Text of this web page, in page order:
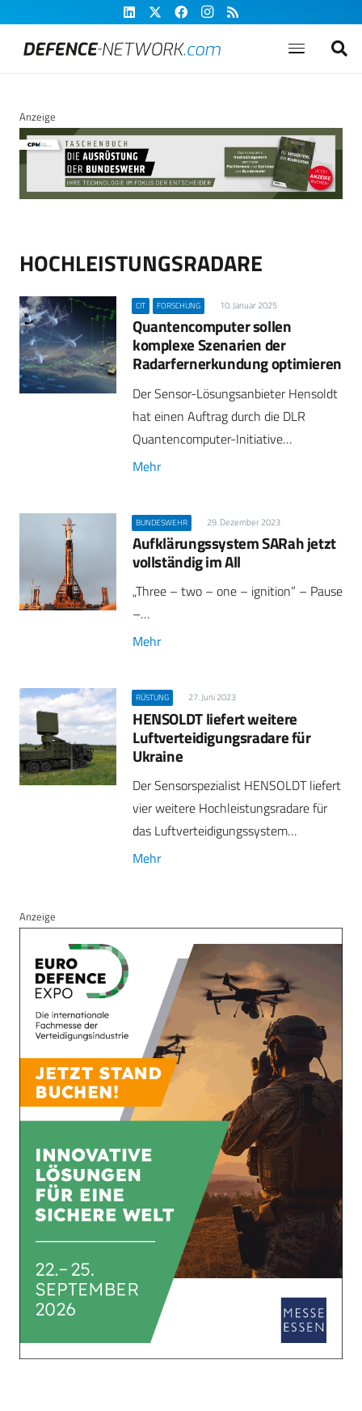
Anzeige
HOCHLEISTUNGSRADARE
CIT FORSCHUNG 10. Januar 2025
Quantencomputer sollen
komplexe Szenarien der
Radarfernerkundung optimieren
Der Sensor-Lösungsanbieter Hensoldt
hat einen Auftrag durch die DLR
Quantencomputer-Initiative…
Mehr
BUNDESWEHR 29. Dezember 2023
Aufklärungssystem SARah jetzt
vollständig im All
„Three – two – one – ignition” – Pause
–…
Mehr
RÜSTUNG 27. Juni 2023
HENSOLDT liefert weitere
Luftverteidigungs­radare für
Ukraine
Der Sensorspezialist HENSOLDT liefert
vier weitere Hochleistungsradare für
das Luftverteidigungssystem…
Mehr
Anzeige